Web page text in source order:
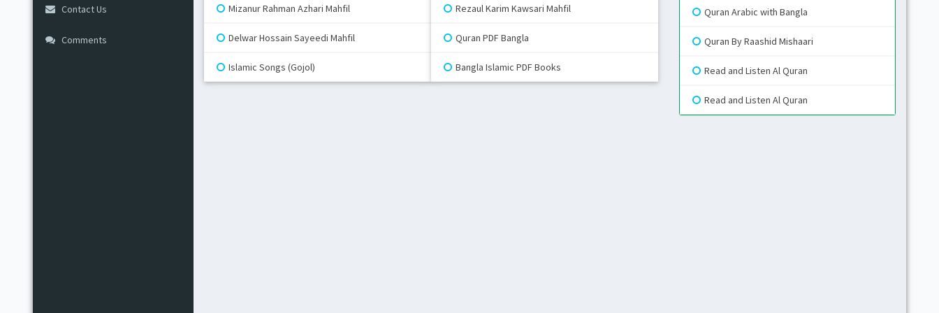
Contact Us
Comments
Mizanur Rahman Azhari Mahfil
Delwar Hossain Sayeedi Mahfil
Islamic Songs (Gojol)
Rezaul Karim Kawsari Mahfil
Quran PDF Bangla
Bangla Islamic PDF Books
Quran Arabic with Bangla
Quran By Raashid Mishaari
Read and Listen Al Quran
Read and Listen Al Quran